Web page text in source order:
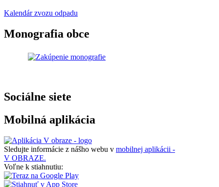
Kalendár zvozu odpadu
Monografia obce
Sociálne siete
Mobilná aplikácia
Sledujte informácie z nášho webu v mobilnej aplikácii -
V OBRAZE.
Voľne k stiahnutiu: